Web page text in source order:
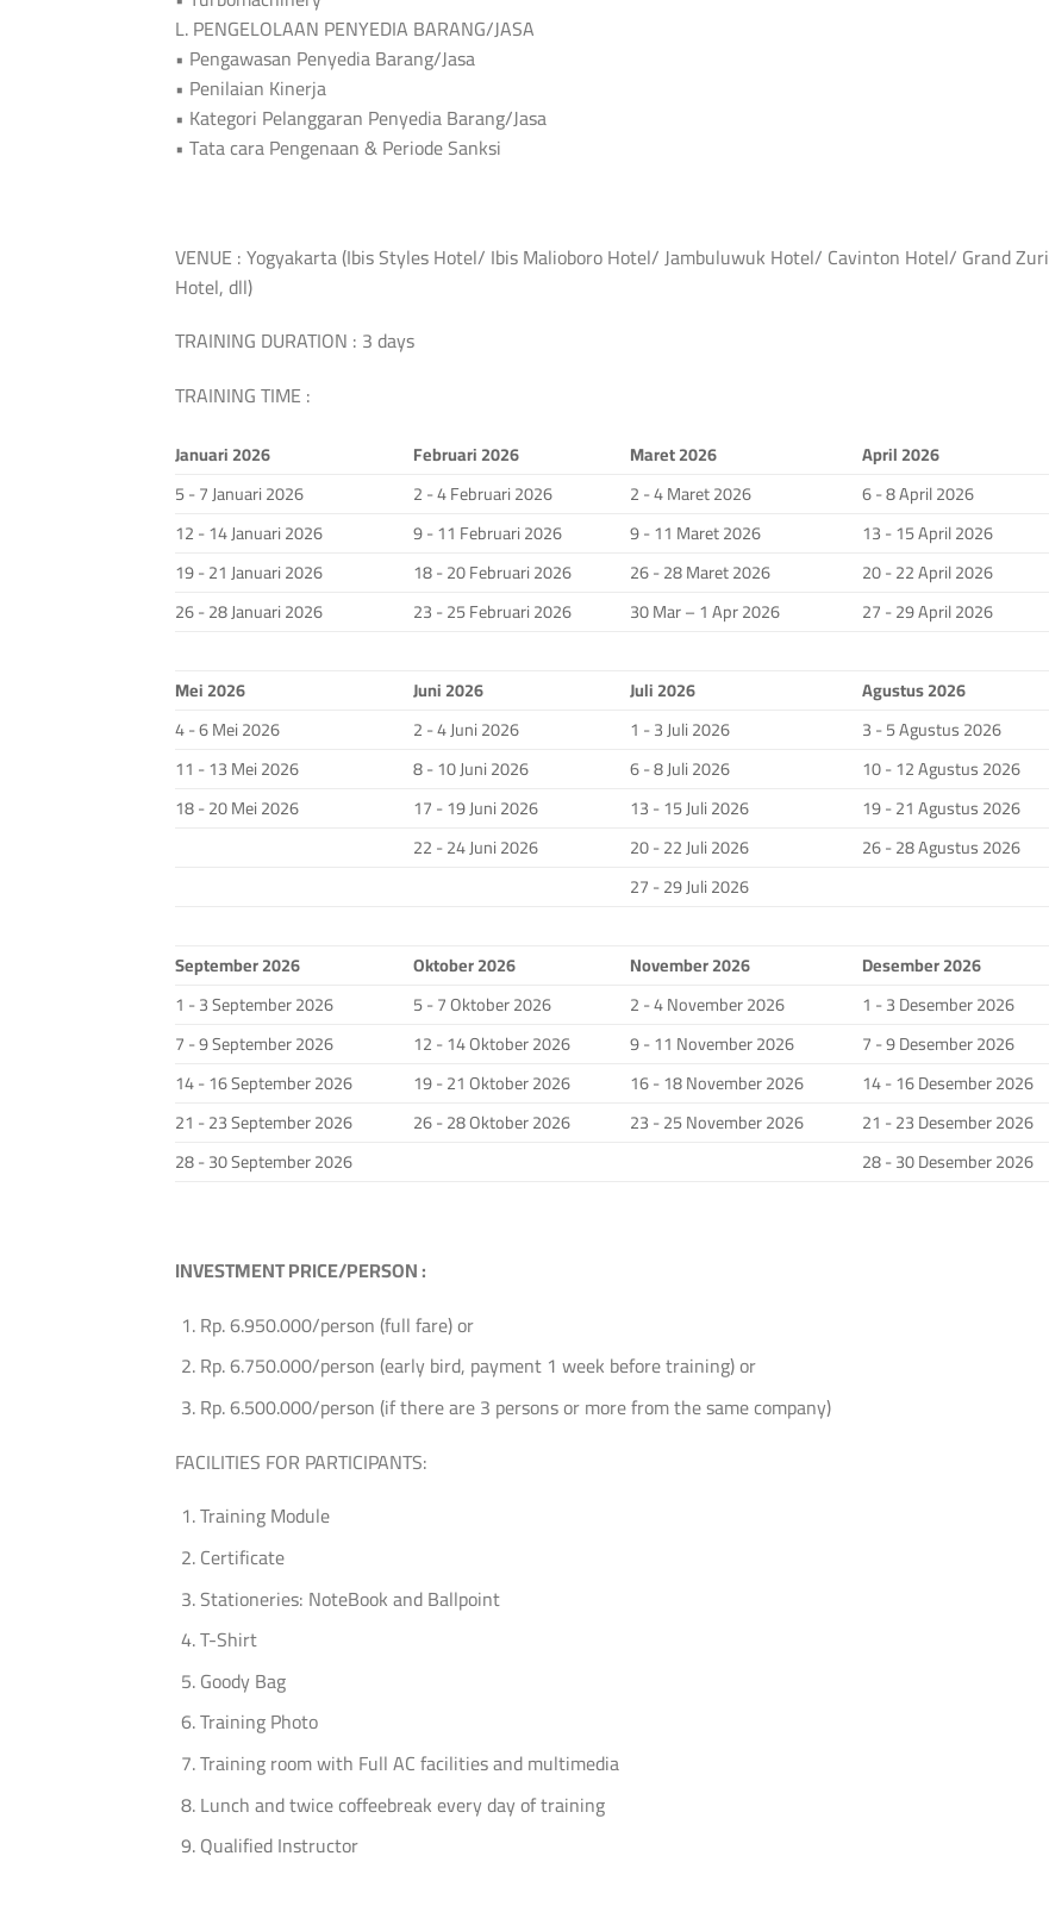
L. PENGELOLAAN PENYEDIA BARANG/JASA
• Pengawasan Penyedia Barang/Jasa
• Penilaian Kinerja
• Kategori Pelanggaran Penyedia Barang/Jasa
• Tata cara Pengenaan & Periode Sanksi
VENUE : Yogyakarta (Ibis Styles Hotel/ Ibis Malioboro Hotel/ Jambuluwuk Hotel/ Cavinton Hotel/ Grand Zuri
Hotel, dll)
TRAINING DURATION : 3 days
TRAINING TIME :
Januari 2026 Februari 2026 Maret 2026
April 2026
5 - 7 Januari 2026
2 - 4 Februari 2026 2 - 4 Maret 2026
6 - 8 April 2026
12 - 14 Januari 2026
9 - 11 Februari 2026 9 - 11 Maret 2026
13 - 15 April 2026
19 - 21 Januari 2026
18 - 20 Februari 2026 26 - 28 Maret 2026
20 - 22 April 2026
26 - 28 Januari 2026
23 - 25 Februari 2026 30 Mar – 1 Apr 2026 27 - 29 April 2026
Mei 2026 Juni 2026 Juli 2026
Agustus 2026
4 - 6 Mei 2026
2 - 4 Juni 2026 1 - 3 Juli 2026
3 - 5 Agustus 2026
11 - 13 Mei 2026
8 - 10 Juni 2026 6 - 8 Juli 2026
10 - 12 Agustus 2026
18 - 20 Mei 2026
17 - 19 Juni 2026 13 - 15 Juli 2026
19 - 21 Agustus 2026
22 - 24 Juni 2026
20 - 22 Juli 2026
26 - 28 Agustus 2026
27 - 29 Juli 2026
September 2026 Oktober 2026 November 2026
Desember 2026
1 - 3 September 2026
5 - 7 Oktober 2026 2 - 4 November 2026
1 - 3 Desember 2026
7 - 9 September 2026
12 - 14 Oktober 2026 9 - 11 November 2026
7 - 9 Desember 2026
14 - 16 September 2026
19 - 21 Oktober 2026 16 - 18 November 2026
14 - 16 Desember 2026
21 - 23 September 2026
26 - 28 Oktober 2026 23 - 25 November 2026
21 - 23 Desember 2026
28 - 30 September 2026
28 - 30 Desember 2026
INVESTMENTPRICE/PERSON :
Rp. 6.950.000/person (full fare) or
Rp. 6.750.000/person (early bird, payment 1 week before training) or
Rp. 6.500.000/person (if there are 3 persons or more from the same company)
FACILITIES FOR PARTICIPANTS:
Training Module
Certificate
Stationeries: NoteBook and Ballpoint
T-Shirt
Goody Bag
Training Photo
Training room with Full AC facilities and multimedia
Lunch and twice coffeebreak every day of training
Qualified Instructor